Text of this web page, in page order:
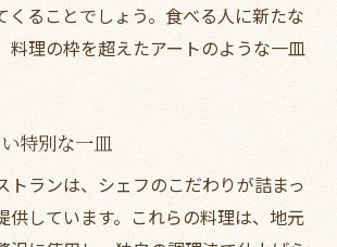
くることでしょう。食べる人に新たな
料理の枠を超えたアートのような一皿
特別な一皿
トランは、シェフのこだわりが詰まっ
供しています。これらの料理は、地元